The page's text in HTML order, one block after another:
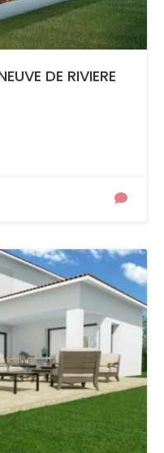
DE RIVIERE